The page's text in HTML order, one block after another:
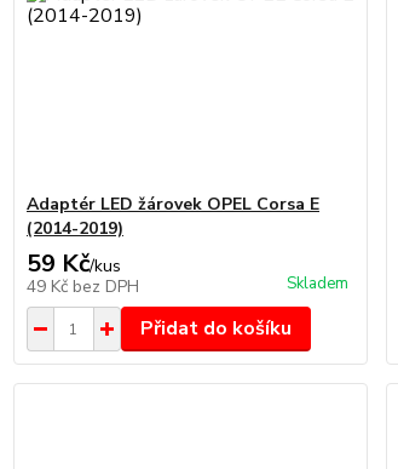
Adaptér LED žárovek OPEL Corsa E
(2014-2019)
59 Kč/kus
49 Kč bez DPH Skladem
Přidat do košíku